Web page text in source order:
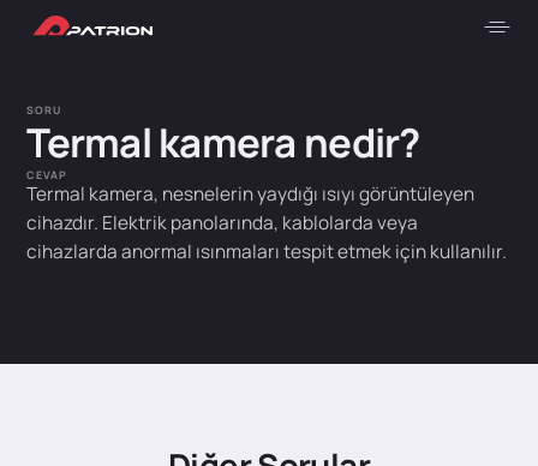
SORU
Termal kamera nedir?
CEVAP
Termal kamera, nesnelerin yaydığı ısıyı görüntüleyen
cihazdır. Elektrik panolarında, kablolarda veya
cihazlarda anormal ısınmaları tespit etmek için kullanılır.